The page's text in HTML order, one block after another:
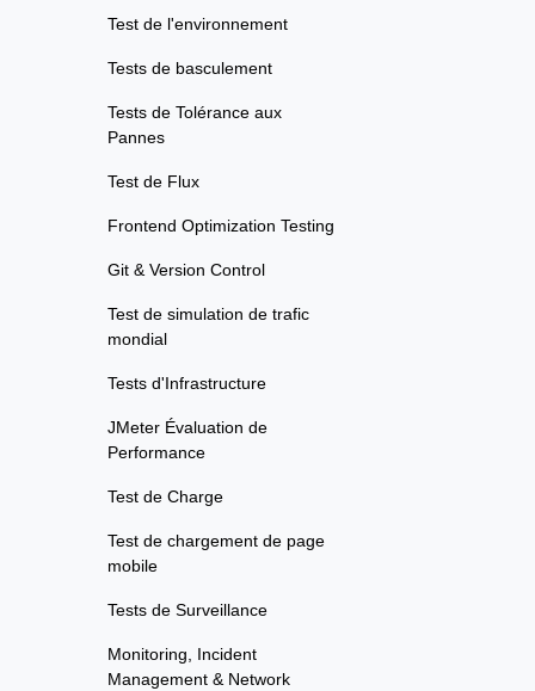
Test de l'environnement
Tests de basculement
Tests de Tolérance aux
Pannes
Test de Flux
Frontend Optimization Testing
Git & Version Control
Test de simulation de trafic
mondial
Tests d'Infrastructure
JMeter Évaluation de
Performance
Test de Charge
Test de chargement de page
mobile
Tests de Surveillance
Monitoring, Incident
Management & Network